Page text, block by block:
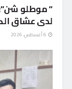
” موطلو
لدى عشاق